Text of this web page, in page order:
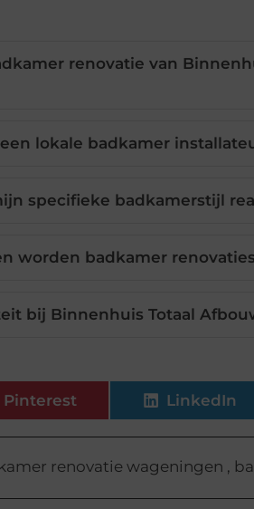
renovatie van
lokale badkamer
specifieke badkamerstijl
worden badkamer
bij Binnenhuis Totaal
Pinterest LinkedIn
renovatie wageningen ,